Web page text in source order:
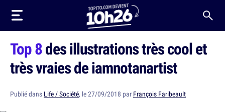
Top 8des illustrations très cool et
très vraies de iamnotanartist
Publié dans Life / Société, le 27/09/2018 par François Faribeault